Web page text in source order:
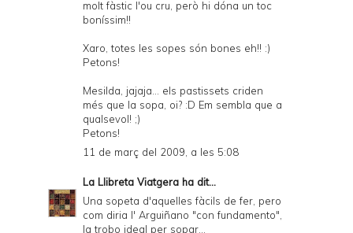
molt fàstic l'ou cru, però hi dóna un toc
boníssim!!
Xaro, totes les sopes són bones eh!! :)
Petons!
Mesilda, jajaja... els pastissets criden
més que la sopa, oi? :D Em sembla que a
qualsevol! ;)
Petons!
11 de març del 2009, a les 5:08
La Llibreta Viatgera ha dit...
Una sopeta d'aquelles fàcils de fer, pero
com diria l' Arguiñano "con fundamento",
la trobo ideal per sopar...